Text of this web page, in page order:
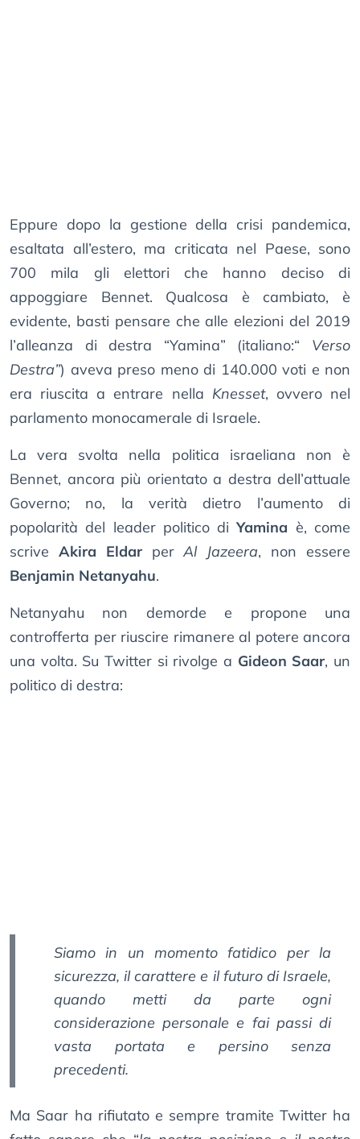
Eppure dopo la gestione della crisi pandemica,
esaltata all’estero, ma criticata nel Paese, sono
700 mila gli elettori che hanno deciso di
appoggiare Bennet. Qualcosa è cambiato, è
evidente, basti pensare che alle elezioni del 2019
l’alleanza di destra “Yamina” (italiano:“ Verso
Destra”) aveva preso meno di 140.000 voti e non
era riuscita a entrare nella Knesset, ovvero nel
parlamento monocamerale di Israele.
La vera svolta nella politica israeliana non è
Bennet, ancora più orientato a destra dell’attuale
Governo; no, la verità dietro l’aumento di
popolarità del leader politico diYamina è, come
scrive Akira EldarperAl Jazeera, non essere
Benjamin Netanyahu.
Netanyahu non demorde e propone una
controfferta per riuscire rimanere al potere ancora
una volta. Su Twitter si rivolge a Gideon Saar, un
politico di destra:
Siamo in un momento fatidico per la
sicurezza, il carattere e il futuro di Israele,
quando metti da parte ogni
considerazione personale e fai passi di
vasta portata e persino senza
precedenti.
Ma Saar ha rifiutato e sempre tramite Twitter ha